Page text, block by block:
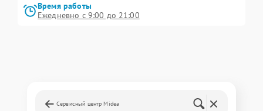
Время работы
Ежедневно с 9:00 до 21:00
Сервисный центр Midea